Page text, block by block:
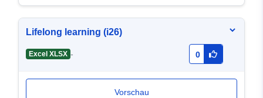
Lifelong learning (i26)
Excel XLSX - 0
Vorschau